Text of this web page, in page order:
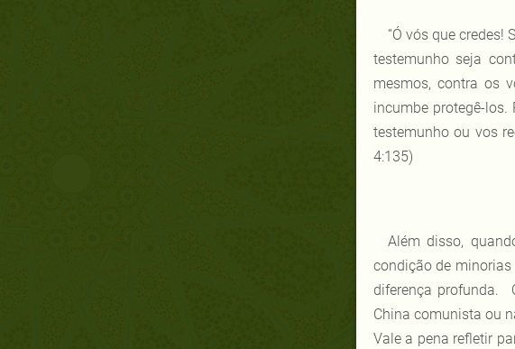
“Ó vós que credes!
testemunho seja
mesmos, contra os
incumbe protegê-
testemunho ou vos
4:135)
Além disso,
condição de
diferença profunda.
China comunista ou
Vale a pena refletir